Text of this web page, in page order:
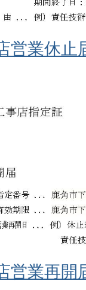
営業休止
営業再開